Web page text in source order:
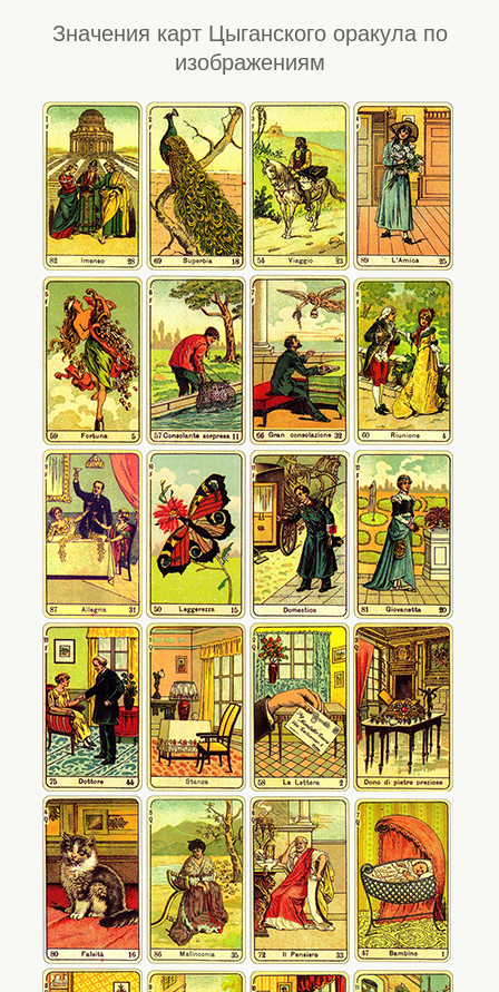
Значения карт Цыганского оракула по
изображениям